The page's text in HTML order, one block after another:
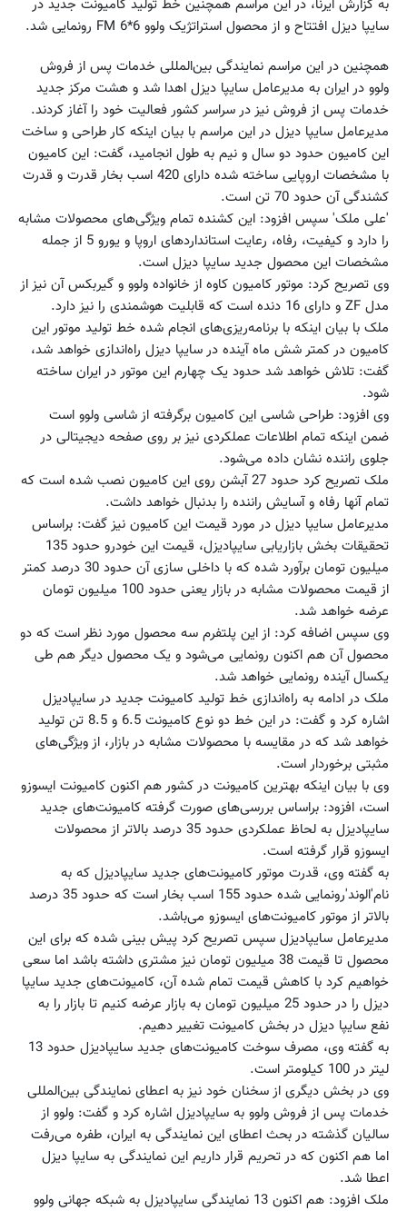
سایپا دیزل افتتاح و از محصول استراتژیک ولوو FM 6*6 رونمایی شد.
همچنین در این مراسم نمایندگی بین‌المللی خدمات پس از فروش
ولوو در ایران به مدیرعامل سایپا دیزل اهدا شد و هشت مرکز جدید
خدمات پس از فروش نیز در سراسر کشور فعالیت خود را آغاز کردند.
مدیرعامل سایپا دیزل در این مراسم با بیان اینکه کار طراحی و ساخت
این کامیون حدود دو سال و نیم به طول انجامید، گفت: این کامیون
با مشخصات اروپایی ساخته شده دارای 420 اسب بخار قدرت و قدرت
کشندگی آن حدود 70 تن است.
'علی ملک' سپس افزود: این کشنده تمام ویژگی‌های محصولات مشابه
را دارد و کیفیت، رفاه، رعایت استانداردهای اروپا و یورو 5 از جمله
مشخصات این محصول جدید سایپا دیزل است.
وی تصریح کرد: موتور کامیون کاوه از خانواده ولوو و گیربکس آن نیز از
مدل ZF و دارای 16 دنده است که قابلیت هوشمندی را نیز دارد.
ملک با بیان اینکه با برنامه‌ریزی‌های انجام شده خط تولید موتور این
کامیون در کمتر شش ماه آینده در سایپا دیزل راه‌اندازی خواهد شد،
گفت: تلاش خواهد شد حدود یک چهارم این موتور در ایران ساخته
شود.
وی افزود: طراحی شاسی این کامیون برگرفته از شاسی ولوو است
ضمن اینکه تمام اطلاعات عملکردی نیز بر روی صفحه دیجیتالی در
جلوی راننده نشان داده می‌شود.
ملک تصریح کرد حدود 27 آبشن روی این کامیون نصب شده است که
تمام آنها رفاه و آسایش راننده را بدنبال خواهد داشت.
مدیرعامل سایپا دیزل در مورد قیمت این کامیون نیز گفت: براساس
تحقیقات بخش بازاریابی سایپادیزل، قیمت این خودرو حدود 135
میلیون تومان برآورد شده که با داخلی سازی آن حدود 30 درصد کمتر
از قیمت محصولات مشابه در بازار یعنی حدود 100 میلیون تومان
عرضه خواهد شد.
وی سپس اضافه کرد: از این پلتفرم سه محصول مورد نظر است که دو
محصول آن هم اکنون رونمایی می‌شود و یک محصول دیگر هم طی
یکسال آینده رونمایی خواهد شد.
ملک در ادامه به راه‌اندازی خط تولید کامیونت جدید در سایپادیزل
اشاره کرد و گفت: در این خط دو نوع کامیونت 6.5 و 8.5 تن تولید
خواهد شد که در مقایسه با محصولات مشابه در بازار، از ویژگی‌های
مثبتی برخوردار است.
وی با بیان اینکه بهترین‌ کامیونت در کشور هم اکنون کامیونت ایسوزو
است، افزود: براساس بررسی‌های صورت گرفته کامیونت‌های جدید
سایپادیزل به لحاظ عملکردی حدود 35 درصد بالاتر از محصولات
ایسوزو قرار گرفته است.
به گفته وی، قدرت موتور کامیونت‌های جدید سایپادیزل که به
نام'الوند'رونمایی شده حدود 155 اسب بخار است که حدود 35 درصد
بالاتر از موتور کامیونت‌های ایسوزو می‌باشد.
مدیرعامل سایپادیزل سپس تصریح کرد پیش بینی شده که برای این
محصول تا قیمت 38 میلیون تومان نیز مشتری داشته باشد اما سعی
خواهیم کرد با کاهش قیمت تمام شده آن، کامیونت‌های جدید سایپا
دیزل را در حدود 25 میلیون تومان به بازار عرضه کنیم تا بازار را به
نفع سایپا دیزل در بخش کامیونت تغییر دهیم.
به گفته وی، مصرف سوخت کامیونت‌های جدید سایپادیزل حدود 13
لیتر در 100 کیلومتر است.
وی در بخش دیگری از سخنان خود نیز به اعطای نمایندگی بین‌المللی
خدمات پس از فروش ولوو به سایپادیزل اشاره کرد و گفت: ولوو از
سالیان گذشته در بحث اعطای این نمایندگی به ایران، طفره می‌رفت
اما هم اکنون که در تحریم قرار داریم این نمایندگی به سایپا دیزل
اعطا شد.
ملک افزود: هم اکنون 13 نمایندگی سایپادیزل به شبکه جهانی ولوو